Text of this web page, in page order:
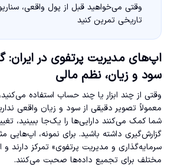
وقتی می‌خواهید قبل از پول واقعی،
تاریخی تمرین کنید
اپ‌های مدیریت پرتفوی در ایران:
سود و زیان، نظم مالی
وقتی از چند ابزار یا چند حساب استفاده
معمولاً تصویر دقیقی از سود و زیان واقعی
شما کمک می‌کنند دارایی‌ها را یک‌جا ببینید،
سرمایه‌گذاری و مدیریت پرتفوی» تمرکز دارند و
مختلف برای تجمیع داده‌ها صحبت می‌کنند.